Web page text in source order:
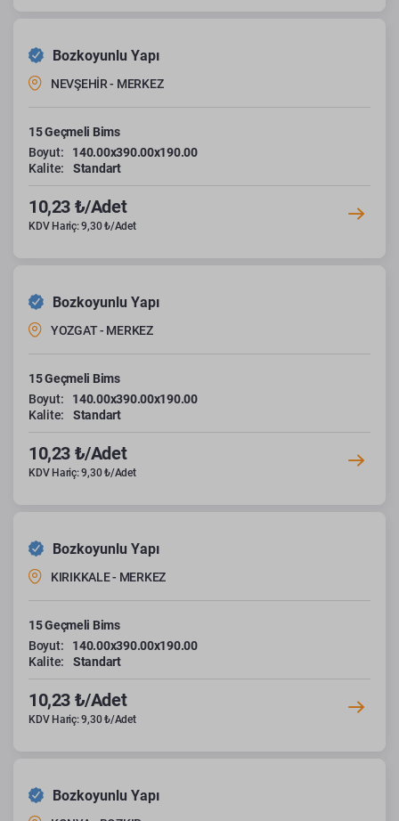
Bozkoyunlu Yapı
NEVŞEHİR - MERKEZ
15 Geçmeli Bims
Boyut:
140.00x390.00x190.00
Kalite:
Standart
10,23 ₺/Adet
KDV Hariç: 9,30 ₺/Adet
Bozkoyunlu Yapı
YOZGAT - MERKEZ
15 Geçmeli Bims
Boyut:
140.00x390.00x190.00
Kalite:
Standart
10,23 ₺/Adet
KDV Hariç: 9,30 ₺/Adet
Bozkoyunlu Yapı
KIRIKKALE - MERKEZ
15 Geçmeli Bims
Boyut:
140.00x390.00x190.00
Kalite:
Standart
10,23 ₺/Adet
KDV Hariç: 9,30 ₺/Adet
Bozkoyunlu Yapı